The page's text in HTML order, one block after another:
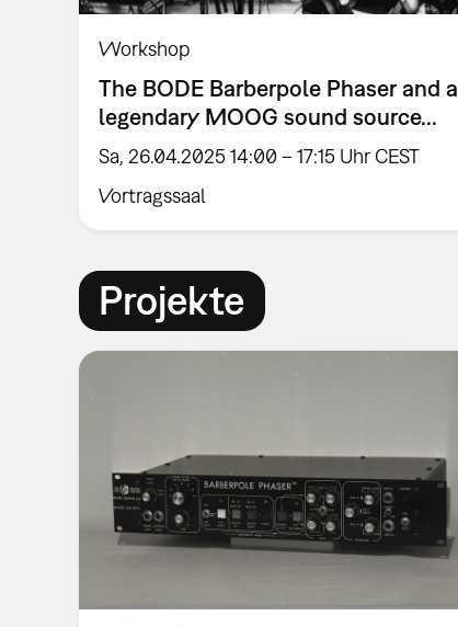
Workshop
The BODE Barberpole Phaser and a
legendary MOOG sound source...
Sa, 26.04.2025 14:00 – 17:15 Uhr CEST
Vortragssaal
Projekte